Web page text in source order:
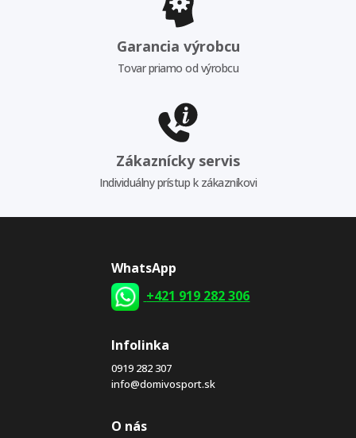
Garancia výrobcu
Tovar priamo od výrobcu
Zákaznícky servis
Individuálny prístup k zákazníkovi
WhatsApp
+421 919 282 306
Infolinka
0919 282 307
info@domivosport.sk
O nás